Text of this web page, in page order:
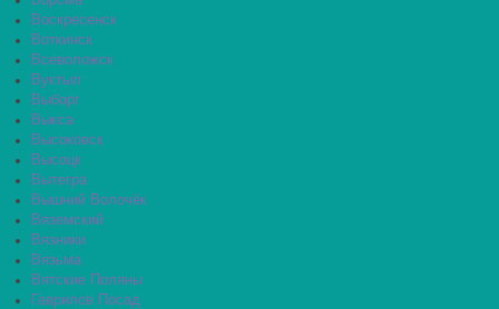
Воскресенск
Воткинск
Всеволожск
Вуктыл
Выборг
Выкса
Высоковск
Высоцк
Вытегра
Вышний Волочёк
Вяземский
Вязники
Вязьма
Вятские Поляны
Гаврилов Посад